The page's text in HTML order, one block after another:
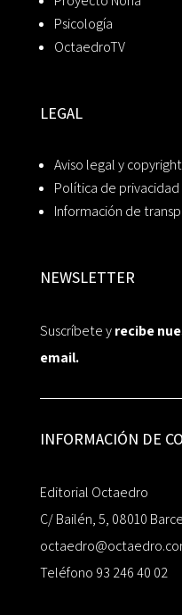
Psicología
OctaedroTV
LEGAL
Aviso legal y copyright
Política de privacidad
Información de
NEWSLETTER
Suscríbete yrecibe
email.
INFORMACIÓN DE
Editorial Octaedro
C/ Bailén, 5, 08010
Teléfono 93 246 40 02